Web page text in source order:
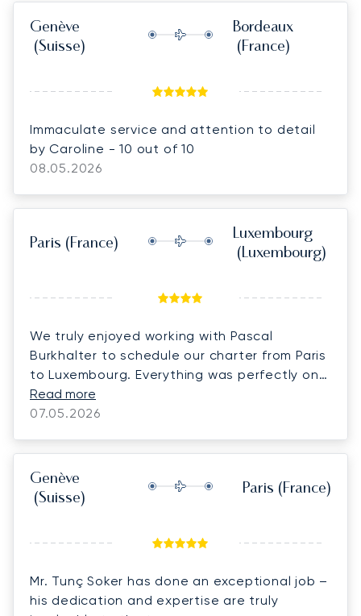
Genève
(Suisse)
Bordeaux
(France)
Immaculate service and attention to detail
by Caroline - 10 out of 10
08.05.2026
Paris (France)
Luxembourg
(Luxembourg)
We truly enjoyed working with Pascal
Burkhalter to schedule our charter from Paris
to Luxembourg. Everything was perfectly on-
time. We look forward to using Luna Jets for
more charters this summer! Highly
Read more
07.05.2026
Genève
(Suisse)
Paris (France)
Mr. Tunç Soker has done an exceptional job –
his dedication and expertise are truly